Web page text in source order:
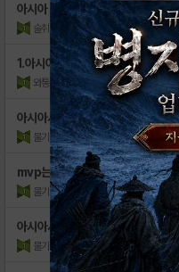
[정보] 시즌2 업적 단계별 보상 by ..
아시아 시리즈 우승팀은?
술취한불꽃 조회수:106 | 13.11.20
1.아시아시리즈 우승팀은?
와통령 조회수:92 | 13.11.20
아시아시리즈 우승팀은?
물기야이범지 조회수:101 | 13.11.20
mvp는
물기야이범지 조회수:83 | 13.11.20
아시아시리즈우승팀은?
물기야이범지 조회수:94 | 13.11.20